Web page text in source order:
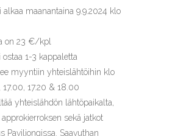
alkaa maanantaina 9.9.2024 klo
on 23 €/kpl
1-3 kappaletta
myyntiin yhteislähtöihin klo
17.00, 17.20 & 18.00
yhteislähdön lähtöpaikalta,
sekä jatkot
Paviljongissa. Saavuthan